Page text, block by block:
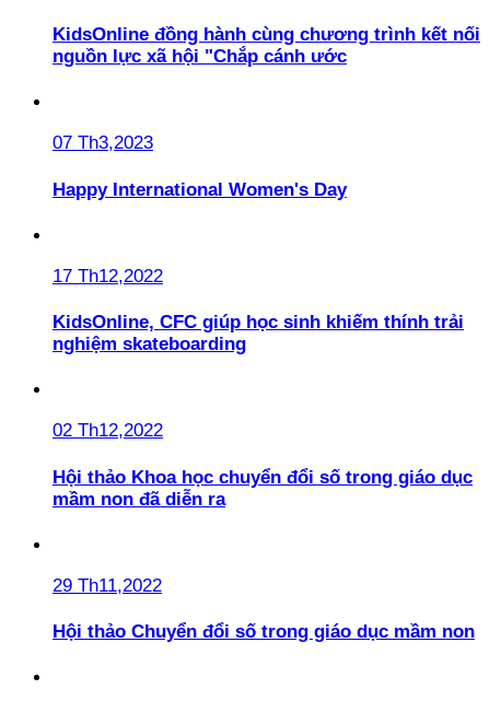
KidsOnline đồng hành cùng chương trình kết nối
nguồn lực xã hội "Chắp cánh ước
07 Th3,2023
Happy International Women's Day
17 Th12,2022
KidsOnline, CFC giúp học sinh khiếm thính trải
nghiệm skateboarding
02 Th12,2022
Hội thảo Khoa học chuyển đổi số trong giáo dục
mầm non đã diễn ra
29 Th11,2022
Hội thảo Chuyển đổi số trong giáo dục mầm non